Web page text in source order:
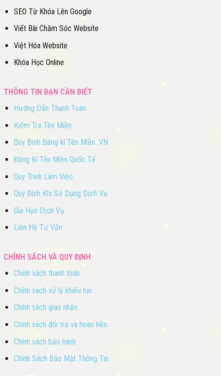
SEO Từ Khóa Lên Google
Viết Bài Chăm Sóc Website
Việt Hóa Website
Khóa Học Online
THÔNG TIN BẠN CẦN BIẾT
Hướng Dẫn Thanh Toán
Kiểm Tra Tên Miền
Quy Định Đăng kí Tên Miền .VN
Đăng Kí Tên Miền Quốc Tế
Quy Trình Làm Việc
Quy Định Khi Sử Dụng Dịch Vụ
Gia Hạn Dịch Vụ
Liên Hệ Tư Vấn
CHÍNH SÁCH VÀ QUY ĐỊNH
Chính sách thanh toán
Chính sách xử lý khiếu nại
Chính sách giao nhận
Chính sách đổi trả và hoàn tiền
Chính sách bảo hành
Chính Sách Bảo Mật Thông Tin